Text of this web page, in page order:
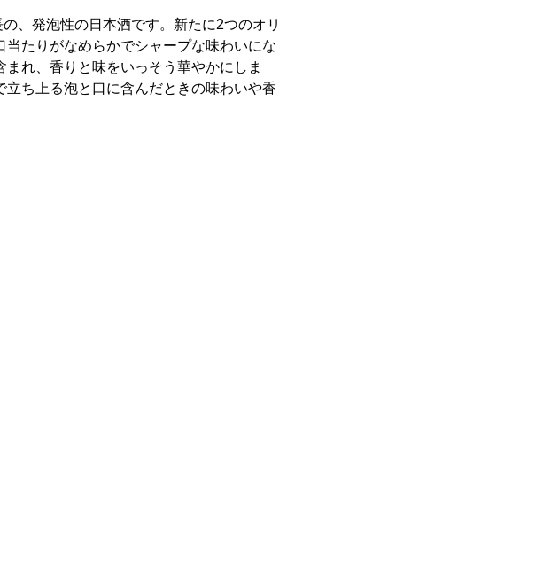
、発泡性の日本酒です。新たに2つのオリ
たりがなめらかでシャープな味わいにな
れ、香りと味をいっそう華やかにしま
ち上る泡と口に含んだときの味わいや香